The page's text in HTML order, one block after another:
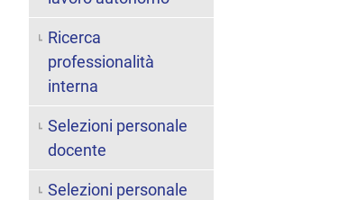
Ricerca
professionalità
interna
Selezioni personale
docente
Selezioni personale